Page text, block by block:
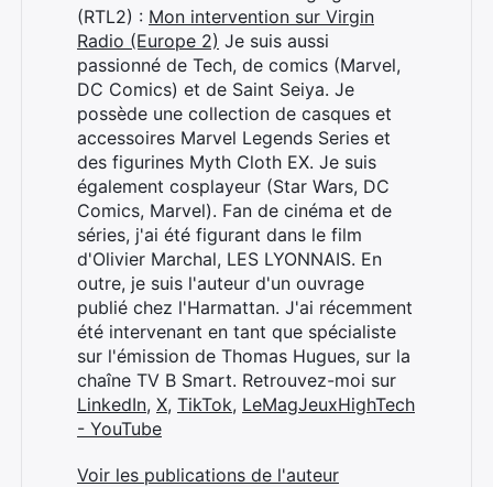
(RTL2) : Mon intervention sur Virgin
Radio (Europe 2) Je suis aussi
passionné de Tech, de comics (Marvel,
DC Comics) et de Saint Seiya. Je
possède une collection de casques et
accessoires Marvel Legends Series et
des figurines Myth Cloth EX. Je suis
également cosplayeur (Star Wars, DC
Comics, Marvel). Fan de cinéma et de
séries, j'ai été figurant dans le film
d'Olivier Marchal, LES LYONNAIS. En
outre, je suis l'auteur d'un ouvrage
publié chez l'Harmattan. J'ai récemment
été intervenant en tant que spécialiste
sur l'émission de Thomas Hugues, sur la
chaîne TV B Smart. Retrouvez-moi sur
LinkedIn, X, TikTok, LeMagJeuxHighTech
- YouTube
Voir les publications de l'auteur
Rechercher
: